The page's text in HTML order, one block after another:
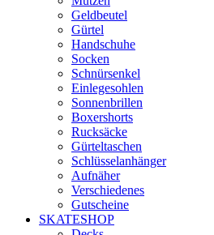
Geldbeutel
Gürtel
Handschuhe
Socken
Schnürsenkel
Einlegesohlen
Sonnenbrillen
Boxershorts
Rucksäcke
Gürteltaschen
Schlüsselanhänger
Aufnäher
Verschiedenes
Gutscheine
SKATESHOP